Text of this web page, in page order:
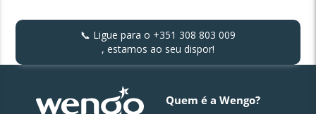
📞 Ligue para o +351 308 803 009
, estamos ao seu dispor!
Quem é a Wengo?